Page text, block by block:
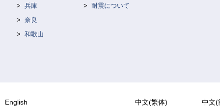
兵庫
奈良
和歌山
耐震について
English
中文(繁体)
中文(